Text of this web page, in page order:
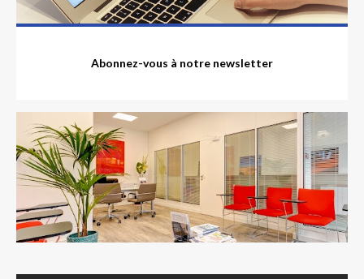
Abonnez-vous à notre newsletter